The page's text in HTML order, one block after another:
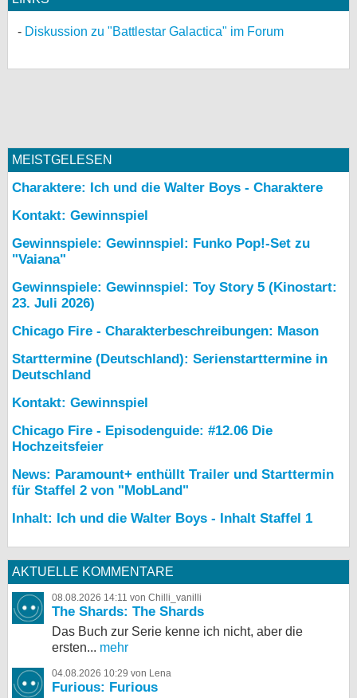
Diskussion zu "Battlestar Galactica" im Forum
MEISTGELESEN
Charaktere: Ich und die Walter Boys - Charaktere
Kontakt: Gewinnspiel
Gewinnspiele: Gewinnspiel: Funko Pop!-Set zu
"Vaiana"
Gewinnspiele: Gewinnspiel: Toy Story 5 (Kinostart:
23. Juli 2026)
Chicago Fire - Charakterbeschreibungen: Mason
Starttermine (Deutschland): Serienstarttermine in
Deutschland
Kontakt: Gewinnspiel
Chicago Fire - Episodenguide: #12.06 Die
Hochzeitsfeier
News: Paramount+ enthüllt Trailer und Starttermin
für Staffel 2 von "MobLand"
Inhalt: Ich und die Walter Boys - Inhalt Staffel 1
AKTUELLE KOMMENTARE
08.08.2026 14:11 von Chilli_vanilli
The Shards: The Shards
Das Buch zur Serie kenne ich nicht, aber die
ersten... mehr
04.08.2026 10:29 von Lena
Furious: Furious